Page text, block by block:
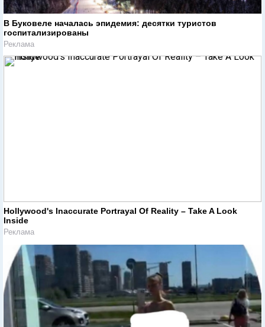
В Буковеле началась эпидемия: десятки туристов
госпитализированы
Реклама
Hollywood's Inaccurate Portrayal Of Reality – Take A Look
Inside
Реклама